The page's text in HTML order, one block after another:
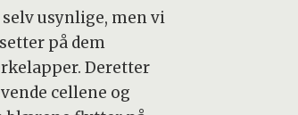
usynlige, men vi
på dem
Deretter
cellene og